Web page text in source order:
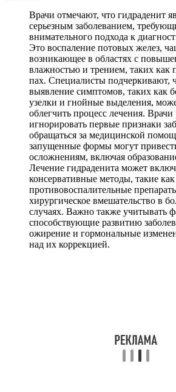
Врачи отмечают, что гидраденит
серьезным заболеванием,
внимательного подхода к
Это воспаление потовых желез,
возникающее в областях с
влажностью и трением, таких
пах. Специалисты подчеркивают,
выявление симптомов, таких как
узелки и гнойные выделения,
облегчить процесс лечения.
игнорировать первые признаки
обращаться за медицинской
запущенные формы могут
осложнениям, включая
Лечение гидраденита может
консервативные методы, такие
противовоспалительные
хирургическое вмешательство в
случаях. Важно также учитывать
способствующие развитию
ожирение и гормональные
над их коррекцией.